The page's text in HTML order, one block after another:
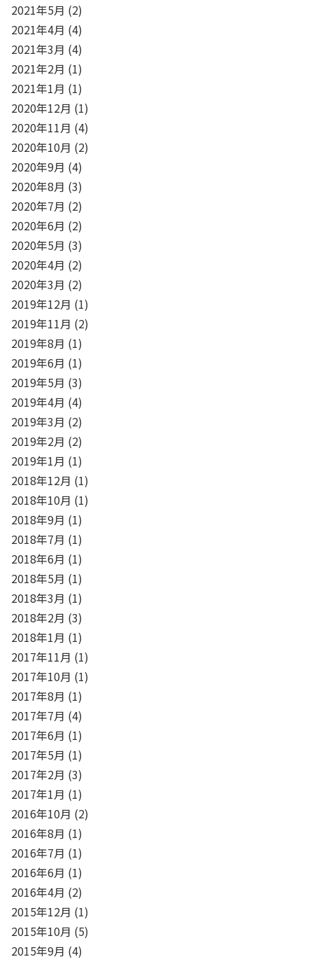
2021年5月 (2)
2021年4月 (4)
2021年3月 (4)
2021年2月 (1)
2021年1月 (1)
2020年12月 (1)
2020年11月 (4)
2020年10月 (2)
2020年9月 (4)
2020年8月 (3)
2020年7月 (2)
2020年6月 (2)
2020年5月 (3)
2020年4月 (2)
2020年3月 (2)
2019年12月 (1)
2019年11月 (2)
2019年8月 (1)
2019年6月 (1)
2019年5月 (3)
2019年4月 (4)
2019年3月 (2)
2019年2月 (2)
2019年1月 (1)
2018年12月 (1)
2018年10月 (1)
2018年9月 (1)
2018年7月 (1)
2018年6月 (1)
2018年5月 (1)
2018年3月 (1)
2018年2月 (3)
2018年1月 (1)
2017年11月 (1)
2017年10月 (1)
2017年8月 (1)
2017年7月 (4)
2017年6月 (1)
2017年5月 (1)
2017年2月 (3)
2017年1月 (1)
2016年10月 (2)
2016年8月 (1)
2016年7月 (1)
2016年6月 (1)
2016年4月 (2)
2015年12月 (1)
2015年10月 (5)
2015年9月 (4)